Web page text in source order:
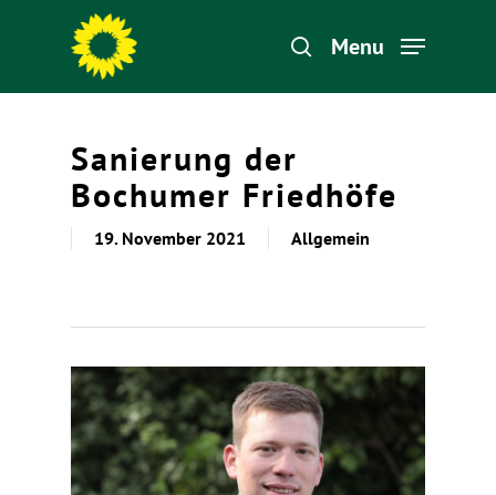
Menu
Sanierung der
Bochumer Friedhöfe
19. November 2021 Allgemein